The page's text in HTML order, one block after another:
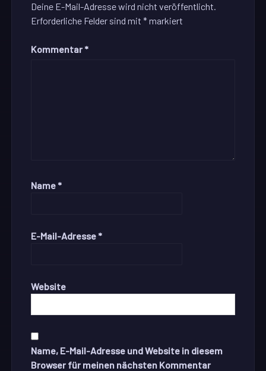
Deine E-Mail-Adresse wird nicht veröffentlicht.
Erforderliche Felder sind mit*markiert
Kommentar *
Name *
E-Mail-Adresse *
Website
Name, E-Mail-Adresse und Website in diesem
Browser für meinen nächsten Kommentar